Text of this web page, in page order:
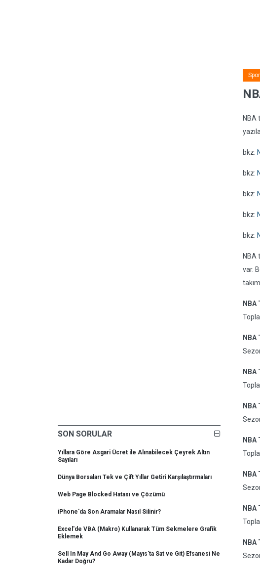
SON SORULAR
Yıllara Göre Asgari Ücret ile Alınabilecek Çeyrek Altın
Sayıları
Dünya Borsaları Tek ve Çift Yıllar Getiri Karşılaştırmaları
Web Page Blocked Hatası ve Çözümü
iPhone'da Son Aramalar Nasıl Silinir?
Excel'de VBA (Makro) Kullanarak Tüm Sekmelere Grafik
Eklemek
Sell In May And Go Away (Mayıs'ta Sat ve Git) Efsanesi Ne
Kadar Doğru?
Spor
NBA
bkz:
bkz:
bkz:
bkz:
bkz:
NBA
var.
NBA
NBA
NBA
NBA
NBA
NBA
NBA
NBA